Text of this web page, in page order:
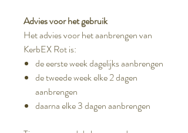
Advies voor het gebruik
Het advies voor het aanbrengen van
KerbEX Rot is:
de eerste week dagelijks aanbrengen
de tweede week elke 2 dagen
aanbrengen
daarna elke 3 dagen aanbrengen